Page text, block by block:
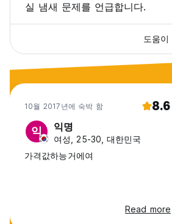
실 냄새 문제를 언급합니다.
도움
10월 2017년에 숙박 함 8.6
익 익명
여성, 25-30, 대한민국
가격값하능거에여
Read more